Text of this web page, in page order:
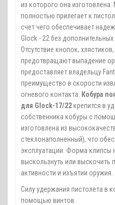
из которого она
полностью прилегает к
счет чего обеспечивает
Glock - 22 без
Отсутствие кнопок,
предотвращают выпадение
предоставляет владельцу
преимущество в скорости
огневого контакта.
Кобура
для Glock-17/22крепится в
собственника кобуры с
изготовлена из
стеклонаполненный), что
эксплуатации. Форма клипсы
выскользнуть или выскочить
активности и изъятии оружия.
Силу удержания пистолета в
помощью винтов.